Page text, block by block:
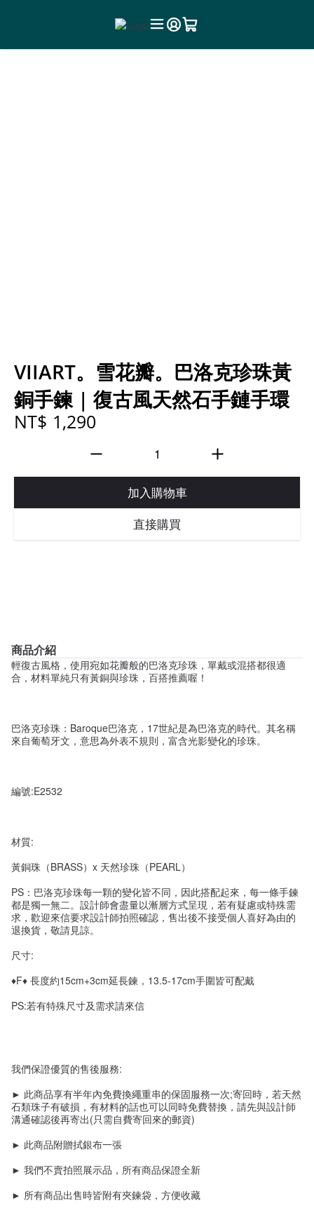
VIIART。雪花瓣。巴洛克珍珠黃
銅手鍊 | 復古風天然石手鏈手環
NT$ 1,290
加入購物車
直接購買
商品介紹
輕復古風格，使用宛如花瓣般的巴洛克珍珠，單戴或混搭都很適
合，材料單純只有黃銅與珍珠，百搭推薦喔！
巴洛克珍珠：Baroque巴洛克，17世紀是為巴洛克的時代。其名稱
來自葡萄牙文，意思為外表不規則，富含光影變化的珍珠。
編號:E2532
材質:
黃銅珠（BRASS）x 天然珍珠（PEARL）
PS：巴洛克珍珠每一顆的變化皆不同，因此搭配起來，每一條手鍊
都是獨一無二。設計師會盡量以漸層方式呈現，若有疑慮或特殊需
求，歡迎來信要求設計師拍照確認，售出後不接受個人喜好為由的
退換貨，敬請見諒。
尺寸:
♦F♦ 長度約15cm+3cm延長鍊，13.5-17cm手圍皆可配戴
PS:若有特殊尺寸及需求請來信
我們保證優質的售後服務:
► 此商品享有半年內免費換繩重串的保固服務一次;寄回時，若天然
石類珠子有破損，有材料的話也可以同時免費替換，請先與設計師
溝通確認後再寄出(只需自費寄回來的郵資)
► 此商品附贈拭銀布一張
► 我們不賣拍照展示品，所有商品保證全新
► 所有商品出售時皆附有夾鍊袋，方便收藏